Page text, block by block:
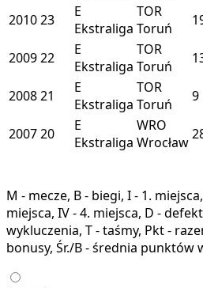
201023
E
Ekstraliga
TOR
Toruń
200922
E
Ekstraliga
TOR
Toruń
200821
E
Ekstraliga
TOR
Toruń
9
200720
E
Ekstraliga
WRO
Wrocław
M - mecze, B - biegi, I - 1.
miejsca, IV - 4. miejsca, D -
wykluczenia, T - taśmy, Pkt -
bonusy, Śr./B - średnia punktów